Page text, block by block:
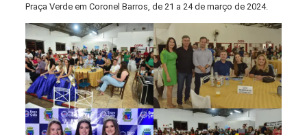
Praça Verde em Coronel Barros, de 21 a 24 de março de 2024.